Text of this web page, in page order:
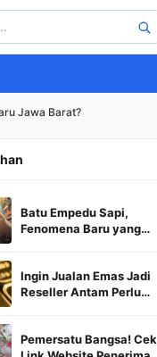
Jawa Barat?
Batu Empedu Sapi,
Fenomena Baru yang
Ingin Jualan Emas Jadi
Reseller Antam Perlu
Bagaimana
Pemersatu Bangsa! Cek